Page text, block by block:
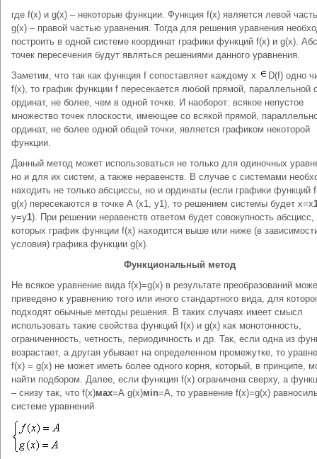
где f(x) и g(x) – некоторые функции. Функция f(x) является левой
g(x) – правой частью уравнения. Тогда для решения уравнения
построить в одной системе координат графики функций f(x) и g(x).
точек пересечения будут являться решениями данного уравнения.
Заметим, что так как функция f сопоставляет каждому x
D(f) одно
f(x), то график функции f пересекается любой прямой, параллельной
ординат, не более, чем в одной точке. И наоборот: всякое непустое
множество точек плоскости, имеющее со всякой прямой,
ординат, не более одной общей точки, является графиком некоторой
функции.
Данный метод может использоваться не только для одиночных
но и для их систем, а также неравенств. В случае с системами
находить не только абсциссы, но и ординаты (если графики функций
g(x) пересекаются в точке А (х1, у1), то решением системы будет х=х
у=у1). При решении неравенств ответом будет совокупность абсцисс,
которых график функции f(x) находится выше или ниже (в
условия) графика функции g(x).
Функциональный метод
Не всякое уравнение вида f(x)=g(x) в результате преобразований
приведено к уравнению того или иного стандартного вида, для
подходят обычные методы решения. В таких случаях имеет смысл
использовать такие свойства функций f(x) и g(x) как монотонность,
ограниченность, четность, периодичность и др. Так, если одна из
возрастает, а другая убывает на определенном промежутке, то
f(x) = g(x) не может иметь более одного корня, который, в принципе,
найти подбором. Далее, если функция f(x) ограничена сверху, а
– снизу так, что f(x)мах=А g(x)мin=A, то уравнение f(x)=g(x)
системе уравнений